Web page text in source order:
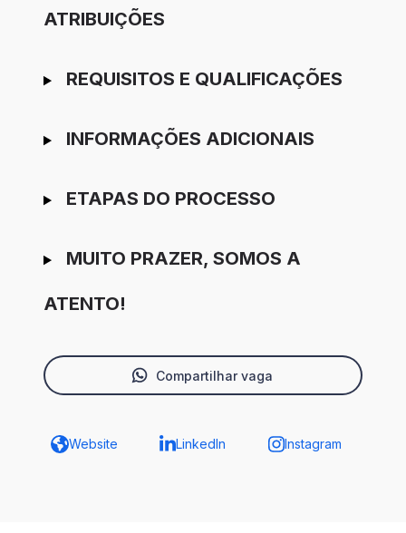
ATRIBUIÇÕES
REQUISITOS E QUALIFICAÇÕES
INFORMAÇÕES ADICIONAIS
ETAPAS DO PROCESSO
MUITO PRAZER, SOMOS A
ATENTO!
Compartilhar vaga
Website LinkedIn Instagram